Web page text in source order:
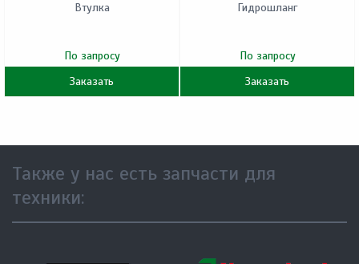
Втулка
По запросу
Заказать
Гидрошланг
По запросу
Заказать
Также у нас есть запчасти для
техники: